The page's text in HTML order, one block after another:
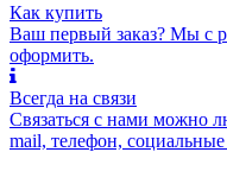
Как купить
Ваш первый заказ? Мы с
оформить.
Всегда на связи
Связаться с нами можно
mail, телефон,